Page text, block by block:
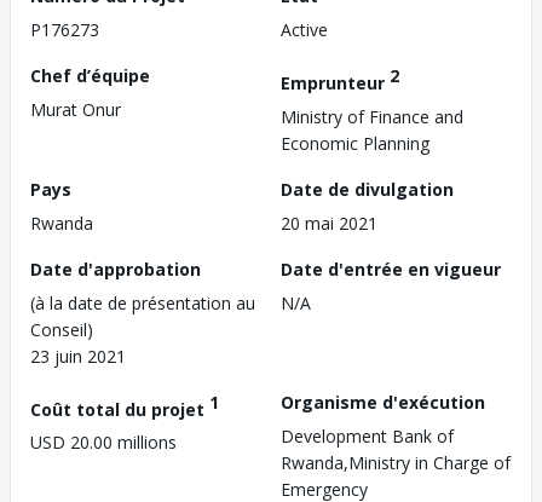
P176273
Active
Chef d’équipe
Murat Onur
Emprunteur 2
Ministry of Finance and
Economic Planning
Pays
Rwanda
Date de divulgation
20 mai 2021
Date d'approbation
(à la date de présentation au
Conseil)
23 juin 2021
Date d'entrée en vigueur
N/A
Coût total du projet 1
USD 20.00 millions
Organisme d'exécution
Development Bank of
Rwanda,Ministry in Charge of
Emergency